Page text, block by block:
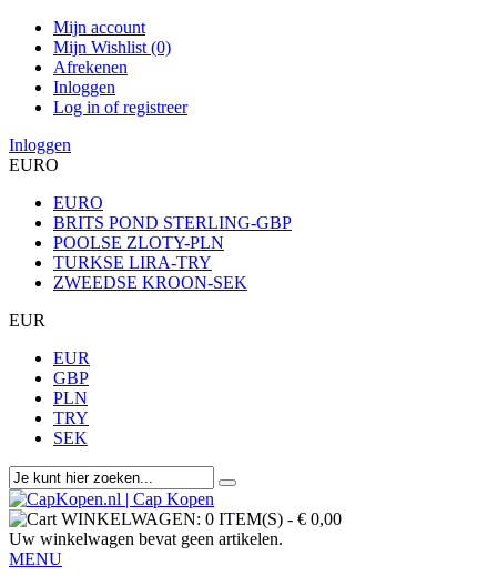
Mijn account
Mijn Wishlist (0)
Afrekenen
Inloggen
Log in of registreer
Inloggen
EURO
EURO
BRITS POND STERLING-GBP
POOLSE ZLOTY-PLN
TURKSE LIRA-TRY
ZWEEDSE KROON-SEK
EUR
EUR
GBP
PLN
TRY
SEK
WINKELWAGEN: 0 ITEM(S) - € 0,00
Uw winkelwagen bevat geen artikelen.
MENU